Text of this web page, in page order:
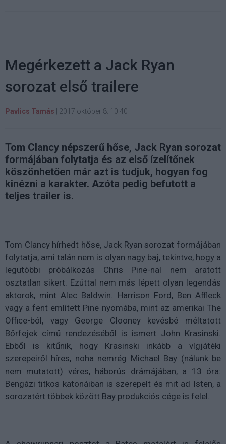
Megérkezett a Jack Ryan
sorozat első trailere
Pavlics Tamás 2017 október 8. 10:40
Tom Clancy népszerű hőse, Jack Ryan sorozat
formájában folytatja és az első ízelítőnek
köszönhetően már azt is tudjuk, hogyan fog
kinézni a karakter. Azóta pedig befutott a
teljes trailer is.
Tom Clancy hírhedt hőse, Jack Ryan sorozat formájában
folytatja, ami talán nem is olyan nagy baj, tekintve, hogy a
legutóbbi próbálkozás Chris Pine-nal nem aratott
osztatlan sikert. Ezúttal nem más lépett olyan legendás
aktorok, mint Alec Baldwin. Harrison Ford, Ben Affleck
vagy a fent említett Pine nyomába, mint az amerikai The
Office-ból, vagy George Clooney kevésbé méltatott
Bőrfejek című rendezéséből is ismert John Krasinski.
Ebből is kitűnik, hogy Krasinski inkább a vígjátéki
szerepeiről híres, noha nemrég Michael Bay (nálunk be
nem mutatott) véres, háborús drámájában, a 13 óra:
Bengázi titkos katonáiban is szerepelt és mit ad Isten, a
sorozatért többek között Bay produkciós cége is felel.